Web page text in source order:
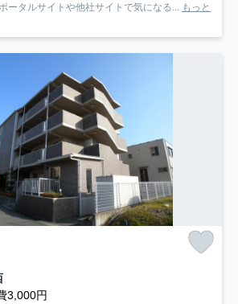
ータルサイトや他社サイトで気になる... もっと
3,000円